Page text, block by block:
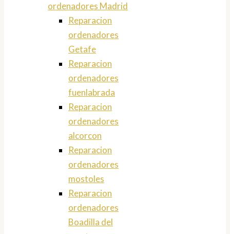
ordenadores Madrid
Reparacion
ordenadores
Getafe
Reparacion
ordenadores
fuenlabrada
Reparacion
ordenadores
alcorcon
Reparacion
ordenadores
mostoles
Reparacion
ordenadores
Boadilla del